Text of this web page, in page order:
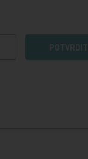
POTVRDIT